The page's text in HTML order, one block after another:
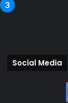
Social Media